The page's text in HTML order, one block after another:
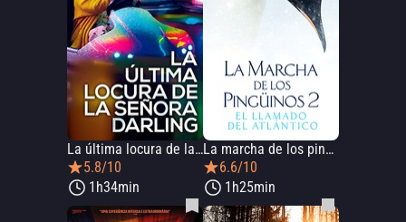
La última locura de la señora Darling
5.8/10
1h34min
La marcha de los pingüinos 2: el llamado del Atlántico
6.6/10
1h25min